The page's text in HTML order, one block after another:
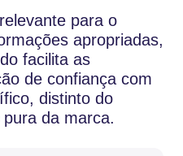
para o
apropriadas,
facilita as
de confiança com
distinto do
da marca.